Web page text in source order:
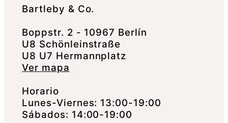
Bartleby & Co.
Boppstr. 2 - 10967 Berlín
U8 Schönleinstraße
U8 U7 Hermannplatz
Ver mapa
Horario
Lunes-Viernes: 13:00-19:00
Sábados: 14:00-19:00